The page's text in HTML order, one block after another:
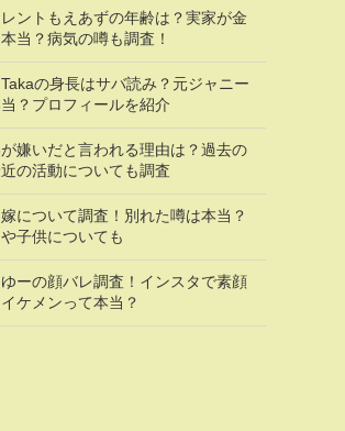
ントもえあずの年齢は？実家が金
当？病気の噂も調査！
の身長はサバ読み？元ジャニー
？プロフィールを紹介
嫌いだと言われる理由は？過去の
の活動についても調査
について調査！別れた噂は本当？
子供についても
ーの顔バレ調査！インスタで素顔
ケメンって本当？